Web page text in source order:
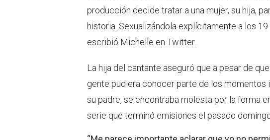
producción decide tratar a una mujer, su hija,
historia. Sexualizándola explícitamente a los
escribió Michelle en Twitter.
La hija del cantante aseguró que a pesar de
gente pudiera conocer parte de los momentos
su padre, se encontraba molesta por la forma
serie que terminó emisiones el pasado